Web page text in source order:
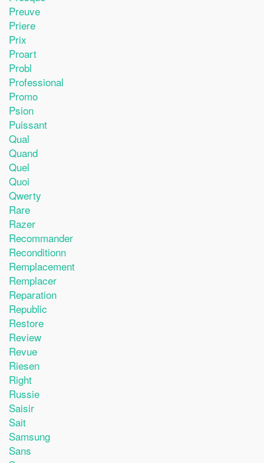
Preuve
Priere
Prix
Proart
Probl
Professional
Promo
Psion
Puissant
Qual
Quand
Quel
Quoi
Qwerty
Rare
Razer
Recommander
Reconditionn
Remplacement
Remplacer
Reparation
Republic
Restore
Review
Revue
Riesen
Right
Russie
Saisir
Sait
Samsung
Sans